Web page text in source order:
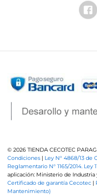
© 2026 TIENDA CECOTEC
Condiciones | Ley N° 4868/13 de
Reglamentario N° 1165/2014. Ley
aplicación: Ministerio de
Certificado de garantía Cecotec |
Mantenimiento)